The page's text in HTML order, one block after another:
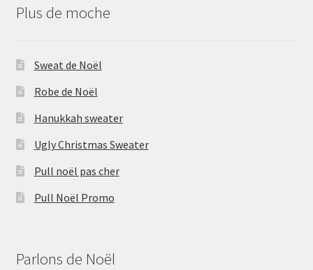
Plus de moche
Sweat de Noël
Robe de Noël
Hanukkah sweater
Ugly Christmas Sweater
Pull noël pas cher
Pull Noël Promo
Parlons de Noël